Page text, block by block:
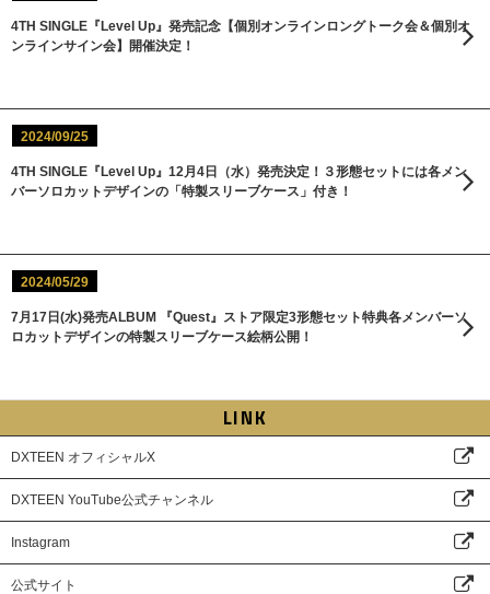
4TH SINGLE『Level Up』発売記念【個別オンラインロングトーク会＆個別オ
ンラインサイン会】開催決定！
2024/09/25
4TH SINGLE『Level Up』12月4日（水）発売決定！３形態セットには各メン
バーソロカットデザインの「特製スリーブケース」付き！
2024/05/29
7月17日(水)発売ALBUM 『Quest』ストア限定3形態セット特典各メンバーソ
ロカットデザインの特製スリーブケース絵柄公開！
LINK
DXTEEN オフィシャルX
DXTEEN YouTube公式チャンネル
Instagram
公式サイト